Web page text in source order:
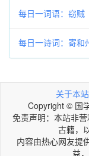
每日一词语：窃贼
每日一诗词：寄和
关于本站
Copyright © 国
免责声明：本站非
古籍，
内容由热心网友提
益